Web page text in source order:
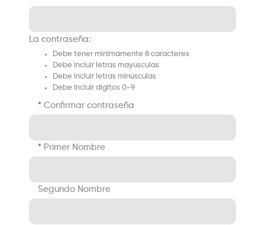
La contraseña:
Debe tener mínimamente 8 caracteres
Debe incluir letras mayúsculas
Debe incluir letras minúsculas
Debe incluir dígitos 0-9
Confirmar contraseña
Primer Nombre
Segundo Nombre